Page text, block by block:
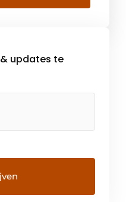
Specialist in
in
updates te